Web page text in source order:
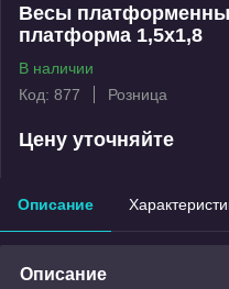
Весы
платформа 1,5х1,8
В наличии
Код: 877
Розница
Цену уточняйте
Описание
Описание